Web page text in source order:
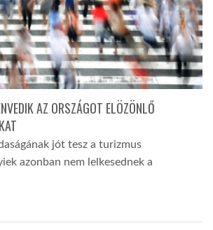
AZ ORSZÁGOT ELÖZÖNLŐ
jót tesz a turizmus
azonban nem lelkesednek a